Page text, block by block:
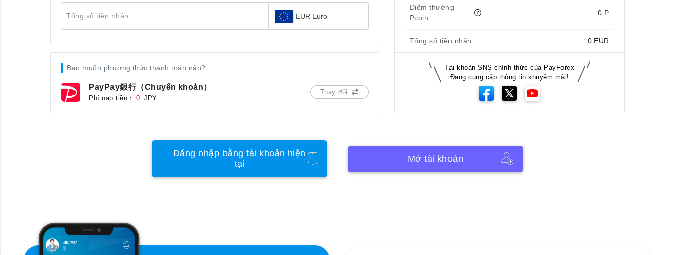
Tổng số tiền nhận EUR Euro
Bạn muốn phương thức thanh toán nào?
PayPay銀行（Chuyển khoản）
Phí nạp tiền： 0 JPY
Thay đổi
Điểm thưởng
Pcoin
0 P
Tổng số tiền nhận 0 EUR
Tài khoản SNS chính thức của PayForex
Đang cung cấp thông tin khuyếm mãi!
Đăng nhập bằng tài khoản hiện
tại
Mở tài khoản